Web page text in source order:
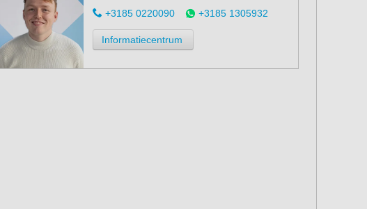
+3185 0220090 +3185 1305932
Informatiecentrum